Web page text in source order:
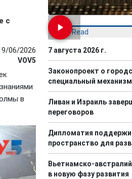
с
06/2026
VOV5
в
Most Read
7 августа 2026 г.
Законопроект о
специальный
Ливан и Израиль
переговоров
Дипломатия
пространство для
Вьетнамско-
в новую фазу развития